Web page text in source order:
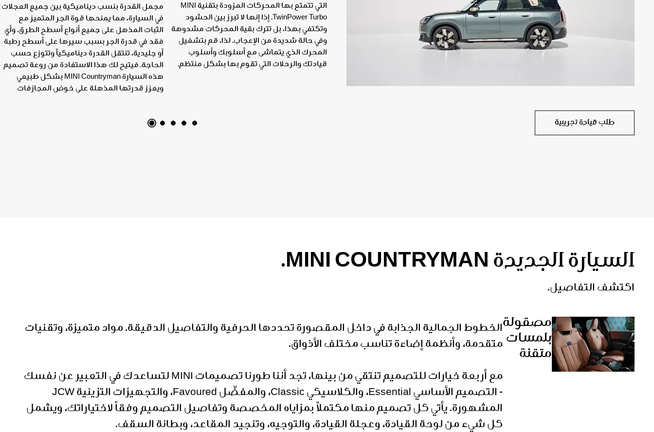
طلب قيادة تجريبية
الاستخدامات وأكثر من مجرد سيارة مليئة
بالمميزات عندما يتعلق الأمر باستغلال المساحات.
تتسع السيارة لخمسة أشخاص بالغين ذوي أرجل
طويلة، ويمكن طي المقاعد الخلفية لتوفير
مساحة إضافية لصندوق الأمتعة أو للأرجل. يمكنك
تتمتع بميزات قياسية لتسهيل مغامرات القيادة
شديد اللمعان وتُعد أساس جميع حوامل السقف
التي تتمتع بها المحركات المزودة بتقنية MINI
TwinPower Turbo. إذا إنها لا تبرز بين الحشود
وتكتفي بهذا، بل تترك بقية المحركات مشدوهة
وفي حالة شديدة من الإعجاب. لذا، قم بتشغيل
المحرك الذي يتماشى مع أسلوبك وأسلوب
قيادتك والرحلات التي تقوم بها بشكل منتظم.
مجمل القدرة بنسب ديناميكية بين جميع العجلات
في السيارة، مما يمنحها قوة الجر المتميز مع
الثبات المذهل على جميع أنواع أسطح الطرق. وأي
فقد في قدرة الجر بسبب سيرها على أسطح رطبة
أو جليدية، تنتقل القدرة ديناميكياً وتتوزع حسب
الحاجة. فيتيح لك هذا الاستفادة من روعة تصميم
هذه السيارة MINI Countryman بشكل طبيعي
ويعزز قدرتها المذهلة على خوض المجازفات
السيارة الجديدة MINI COUNTRYMAN.
اكتشف التفاصيل.
مصقولة
بلمسات
متقنة
الخطوط الجمالية الجذابة في داخل المقصورة تحددها الحرفية والتفاصيل الدقيقة. مواد متميزة، وتقنيات
متقدمة، وأنظمة إضاءة تناسب مختلف الأذواق.
مع أربعة خيارات للتصميم تنتقي من بينها، تجد أننا طورنا تصميمات MINI لتساعدك في التعبير عن نفسك
- التصميم الأساسي Essential، والكلاسيكي Classic، والمفضّل Favoured، والتجهيزات التزينية JCW
المشهورة. يأتي كل تصميم منها مكتملاً بمزاياه المخصصة وتفاصيل التصميم وفقاً لاختياراتك، ويشمل
كل شيء من لوحة القيادة، وعجلة القيادة، والتوجيه، وتنجيد المقاعد، وبطانة السقف.